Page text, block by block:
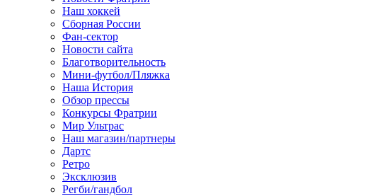
Наш хоккей
Сборная России
Фан-cектор
Новости сайта
Благотворительность
Мини-футбол/Пляжка
Наша История
Обзор прессы
Конкурсы Фратрии
Мир Ультрас
Наш магазин/партнеры
Дартс
Ретро
Эксклюзив
Регби/гандбол